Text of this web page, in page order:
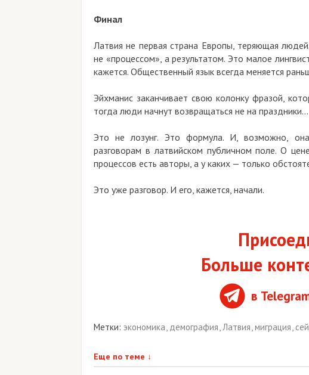
Финал
Латвия не первая страна Европы, теряющая
не «процессом», а результатом. Это малое
кажется. Общественный язык всегда меняется
Эйхманис заканчивает свою колонку фразой,
тогда люди начнут возвращаться не на
Это не лозунг. Это формула. И, возможно,
разговорам в латвийском публичном поле. О
процессов есть авторы, а у каких — только
Это уже разговор. И его, кажется, начали.
Больше
в
Метки: экономика, демография,Латвия,миграция,
Еще по теме ↓